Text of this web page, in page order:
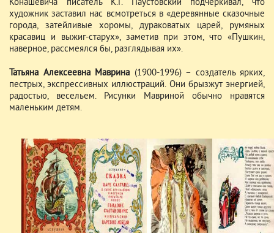
Конашевича писатель К.Г. Паустовский подчеркивал, что
художник заставил нас всмотреться в «деревянные сказочные
города, затейливые хоромы, дураковатых царей, румяных
красавиц и выжиг-старух», заметив при этом, что «Пушкин,
наверное, рассмеялся бы, разглядывая их».
Татьяна Алексеевна Маврина (1900-1996) – создатель ярких,
пестрых, экспрессивных иллюстраций. Они брызжут энергией,
радостью, весельем. Рисунки Мавриной обычно нравятся
маленьким детям.